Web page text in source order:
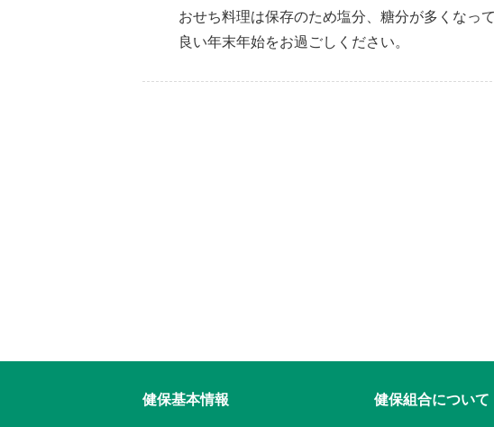
おせち料理は保存のため塩分、糖分が多くなっ
良い年末年始をお過ごしください。
健保基本情報 健保組合について